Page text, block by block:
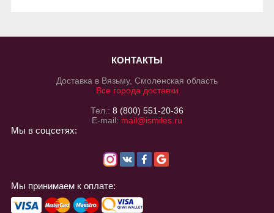
КОНТАКТЫ
Доставка в Вязьму, Смоленская область
Все города доставки
Тел.: 8 (800) 551-20-36
E-mail: mail@ismiles.ru
Мы в соцсетях:
Мы принимаем к оплате: